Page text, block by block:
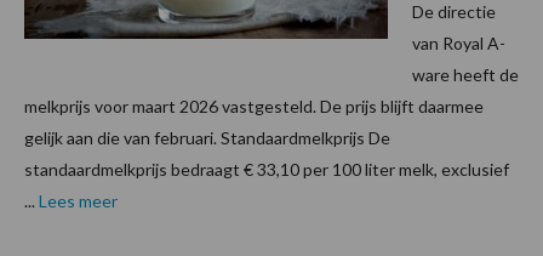
De directie
van Royal A-
ware heeft de
melkprijs voor maart 2026 vastgesteld. De prijs blijft daarmee
gelijk aan die van februari. Standaardmelkprijs De
standaardmelkprijs bedraagt € 33,10 per 100 liter melk, exclusief
... Lees meer